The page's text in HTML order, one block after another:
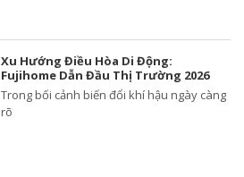
Xu Hướng Điều Hòa Di Động:
Fujihome Dẫn Đầu Thị Trường 2026
Trong bối cảnh biến đổi khí hậu ngày càng
rõ